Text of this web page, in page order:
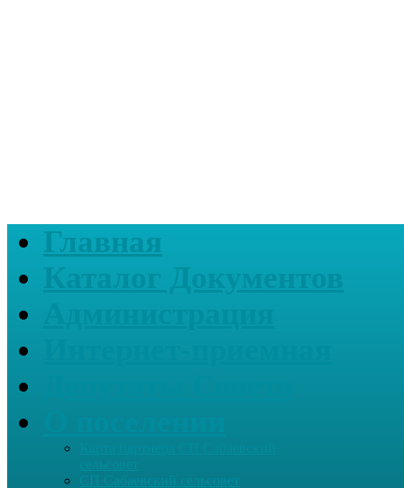
Главная